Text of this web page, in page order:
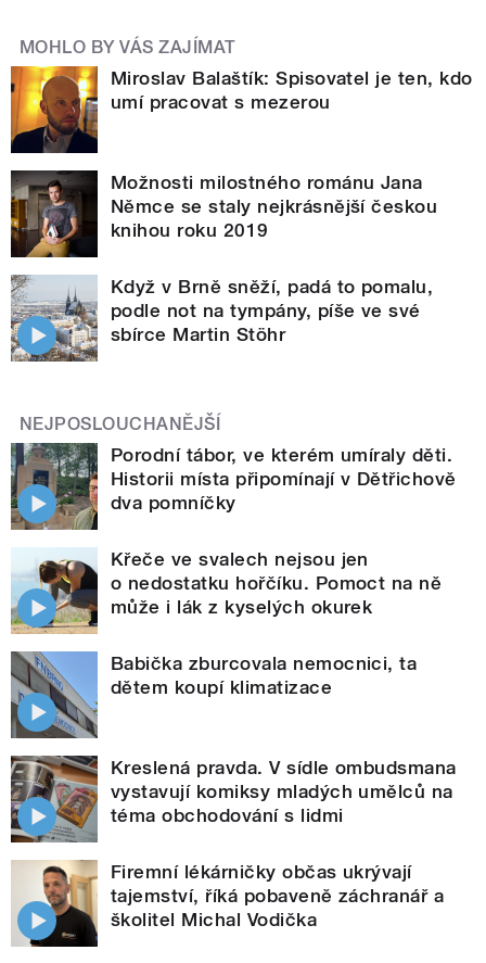
MOHLO BY VÁS ZAJÍMAT
Miroslav Balaštík: Spisovatel je ten, kdo
umí pracovat s mezerou
Možnosti milostného románu Jana
Němce se staly nejkrásnější českou
knihou roku 2019
Když v Brně sněží, padá to pomalu,
podle not na tympány, píše ve své
sbírce Martin Stöhr
NEJPOSLOUCHANĚJŠÍ
Porodní tábor, ve kterém umíraly děti.
Historii místa připomínají v Dětřichově
dva pomníčky
Křeče ve svalech nejsou jen
o nedostatku hořčíku. Pomoct na ně
může i lák z kyselých okurek
Babička zburcovala nemocnici, ta
dětem koupí klimatizace
Kreslená pravda. V sídle ombudsmana
vystavují komiksy mladých umělců na
téma obchodování s lidmi
Firemní lékárničky občas ukrývají
tajemství, říká pobaveně záchranář a
školitel Michal Vodička